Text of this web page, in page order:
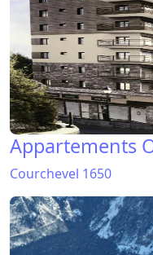
Appartements
Courchevel 1650